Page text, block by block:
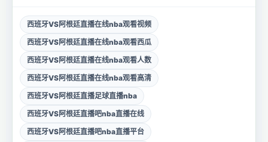
西班牙VS阿根廷直播在线nba观看视频
西班牙VS阿根廷直播在线nba观看西瓜
西班牙VS阿根廷直播在线nba观看人数
西班牙VS阿根廷直播在线nba观看高清
西班牙VS阿根廷直播足球直播nba
西班牙VS阿根廷直播吧nba直播在线
西班牙VS阿根廷直播吧nba直播平台